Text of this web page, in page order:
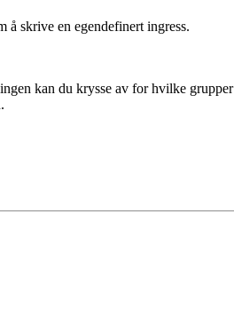
å skrive en egendefinert ingress.
kan du krysse av for hvilke grupper